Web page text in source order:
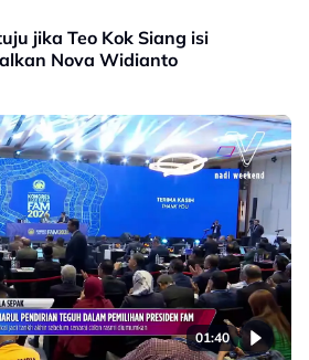
jika Teo Kok Siang isi
Nova Widianto
01:40